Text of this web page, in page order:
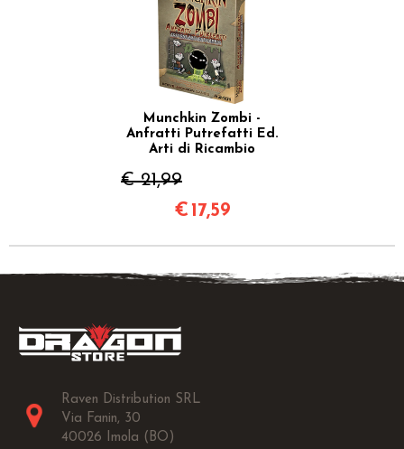
Munchkin Zombi -
Anfratti Putrefatti Ed.
Arti di Ricambio
€ 21,99
€ 17,59
Raven Distribution SRL
Via Fanin, 30
40026 Imola (BO)